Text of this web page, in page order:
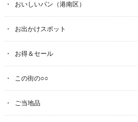
おいしいパン（港南区）
お出かけスポット
お得＆セール
この街の○○
ご当地品